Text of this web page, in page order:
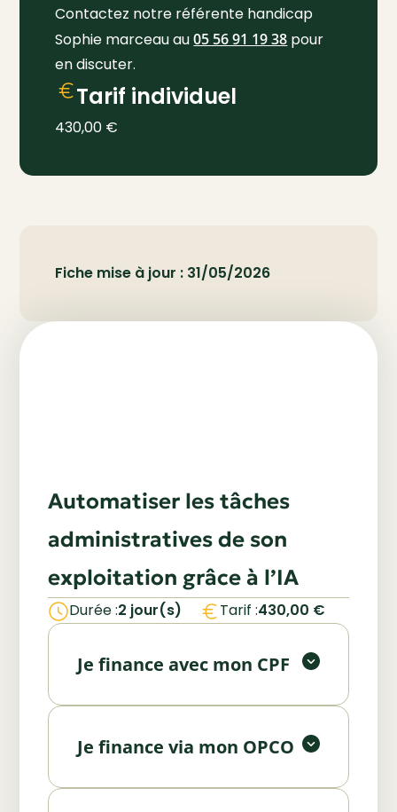
Contactez notre référente handicap
Sophie marceau au05 56 91 19 38 pour
en discuter.
Tarif individuel
430,00 €
Fiche mise à jour : 31/05/2026
Automatiser les tâches
administratives de son
exploitation grâce à l’IA
Durée :2 jour(s) Tarif :430,00 €
Je finance avec mon CPF
Utilisez votre Compte Personnel
de Formation (CPF) pour financer
tout ou partie de votre formation.
Je finance via mon OPCO
Vous êtes salarié ou employeur ?
Bénéficiez d’un financement via
votre OPCO. Nous vous
accompagnons dans les
Vous souhaitez investir
personnellement dans votre
formation ? Contactez-nous pour
un accompagnement